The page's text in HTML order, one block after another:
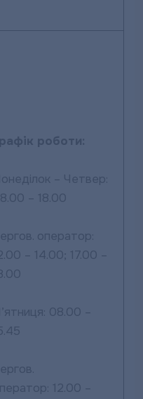
роботи:
– Четвер:
– 18.00
оператор:
– 14.00; 17.00 –
08.00 –
12.00 –